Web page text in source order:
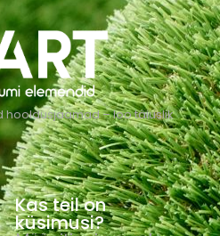
hooldusjaamad – loo täiuslik
Kas teil on
küsimusi?